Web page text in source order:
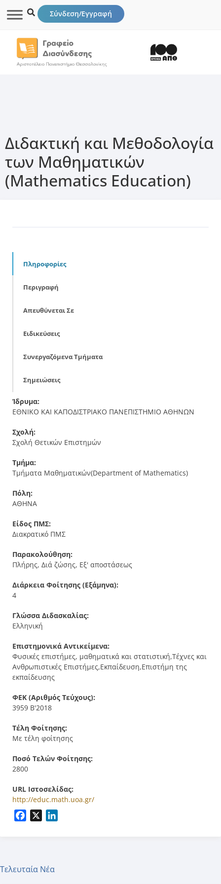
Σύνδεση/Εγγραφή
Διδακτική και Μεθοδολογία
των Μαθηματικών
(Mathematics Education)
Πληροφορίες
Περιγραφή
Απευθύνεται Σε
Ειδικεύσεις
Συνεργαζόμενα Τμήματα
Σημειώσεις
Ίδρυμα:
ΕΘΝΙΚΟ ΚΑΙ ΚΑΠΟΔΙΣΤΡΙΑΚΟ ΠΑΝΕΠΙΣΤΗΜΙΟ ΑΘΗΝΩΝ
Σχολή:
Σχολή Θετικών Επιστημών
Τμήμα:
Τμήματα Μαθηματικών(Department of Mathematics)
Πόλη:
ΑΘΗΝΑ
Είδος ΠΜΣ:
Διακρατικό ΠΜΣ
Παρακολούθηση:
Πλήρης, Διά ζώσης, Εξ' αποστάσεως
Διάρκεια Φοίτησης (Εξάμηνα):
4
Γλώσσα Διδασκαλίας:
Ελληνική
Επιστημονικά Αντικείμενα:
Φυσικές επιστήμες, μαθηματικά και στατιστική,Τέχνες και
Ανθρωπιστικές Επιστήμες,Εκπαίδευση,Επιστήμη της
εκπαίδευσης
ΦΕΚ (Αριθμός Τεύχους):
3959 Β'2018
Τέλη Φοίτησης:
Με τέλη φοίτησης
Ποσό Τελών Φοίτησης:
2800
URL Ιστοσελίδας:
http://educ.math.uoa.gr/
Facebook
Τελευταία Νέα